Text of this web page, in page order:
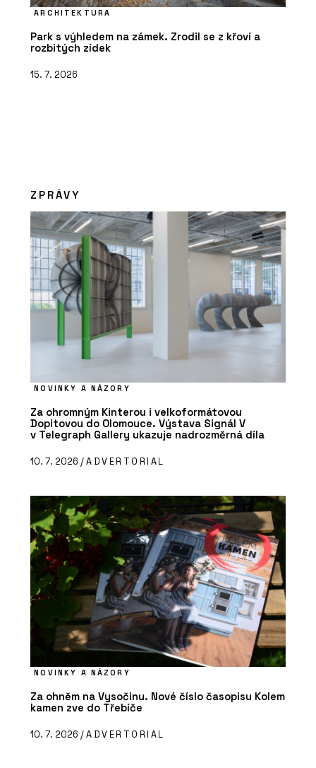
ARCHITEKTURA
Park s výhledem na zámek. Zrodil se z křoví a
rozbitých zídek
15. 7. 2026
ZPRÁVY
NOVINKY A NÁZORY
Za ohromným Kinterou i velkoformátovou
Dopitovou do Olomouce. Výstava Signál V
v Telegraph Gallery ukazuje nadrozměrná díla
10. 7. 2026 /ADVERTORIAL
NOVINKY A NÁZORY
Za ohněm na Vysočinu. Nové číslo časopisu Kolem
kamen zve do Třebíče
10. 7. 2026 /ADVERTORIAL